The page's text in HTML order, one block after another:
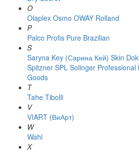
O
Olaplex Osmo OWAY Rolland
P
Palco Profis Pure Brazilian
S
Saryna Key (Сарина Кей) Skin
Spitzner SPL Solinger Professional
Goods
T
Tahe Tibolli
V
VIART (ВиАрт)
W
Wahl
X